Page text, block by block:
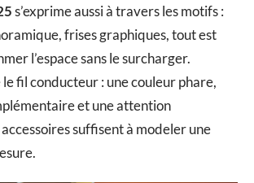
s’exprime aussi à travers les motifs :
frises graphiques, tout est
l’espace sans le surcharger.
le fil conducteur : une couleur phare,
et une attention
suffisent à modeler une